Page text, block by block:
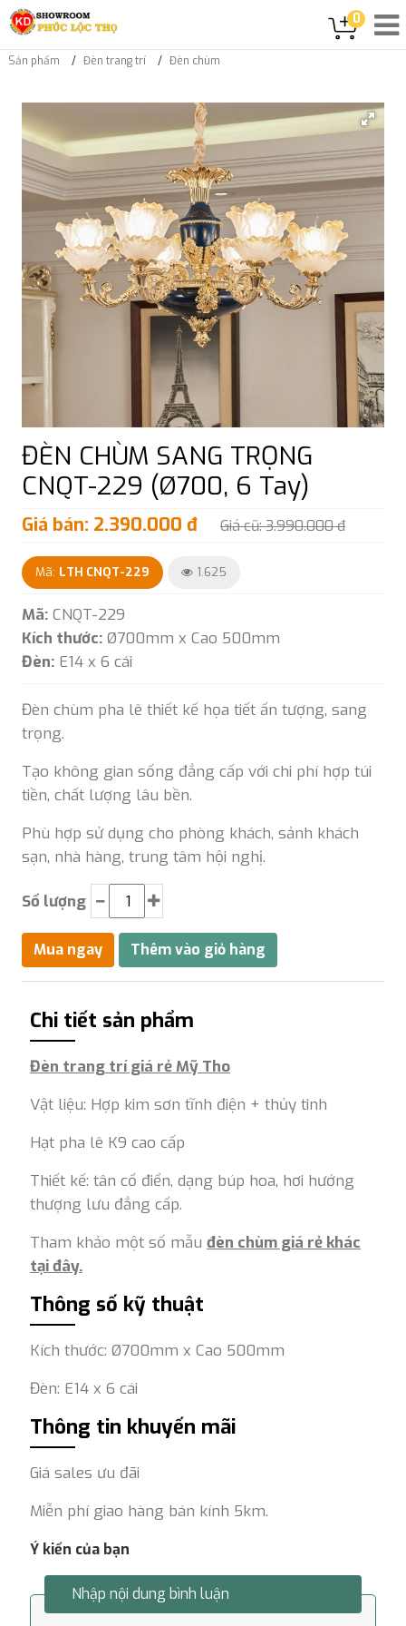
0
Sản phẩm Đèn trang trí Đèn chùm
ĐÈN CHÙM SANG TRỌNG
CNQT-229 (Ø700, 6 Tay)
Giá bán: 2.390.000 đ Giá cũ: 3.990.000 đ
Mã: LTH CNQT-229 1.625
Mã: CNQT-229
Kích thước: Ø700mm x Cao 500mm
Đèn: E14 x 6 cái
Đèn chùm pha lê thiết kế họa tiết ấn tượng, sang
trọng.
Tạo không gian sống đẳng cấp với chi phí hợp túi
tiền, chất lượng lâu bền.
Phù hợp sử dụng cho phòng khách, sảnh khách
sạn, nhà hàng, trung tâm hội nghị.
Số lượng
Chi tiết sản phẩm
Đèn trang trí giá rẻ Mỹ Tho
Vật liệu: Hợp kim sơn tĩnh điện + thủy tinh
Hạt pha lê K9 cao cấp
Thiết kế: tân cổ điển, dạng búp hoa, hơi hướng
thượng lưu đẳng cấp.
Tham khảo một số mẫu đèn chùm giá rẻ khác
tại đây.
Thông số kỹ thuật
Kích thước: Ø700mm x Cao 500mm
Đèn: E14 x 6 cái
Thông tin khuyến mãi
Giá sales ưu đãi
Miễn phí giao hàng bán kính 5km.
Ý kiến của bạn
Nhập nội dung bình luận